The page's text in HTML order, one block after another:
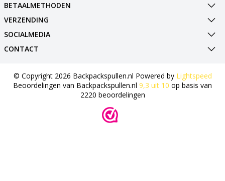
BETAALMETHODEN
VERZENDING
SOCIALMEDIA
CONTACT
© Copyright 2026 Backpackspullen.nl Powered by Lightspeed
Beoordelingen van Backpackspullen.nl 9,3 uit 10 op basis van
2220 beoordelingen